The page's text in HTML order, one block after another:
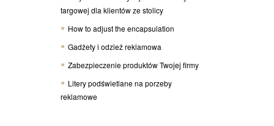
targowej dla klientów ze stolicy
How to adjust the encapsulation
Gadżety i odzież reklamowa
Zabezpieczenie produktów Twojej firmy
Litery podświetlane na porzeby
reklamowe